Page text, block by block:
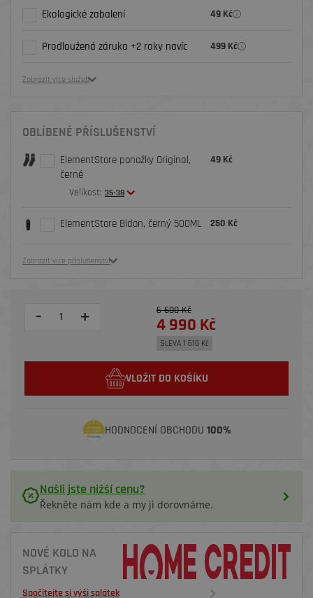
Ekologické zabalení 49 Kč
Prodloužená záruka +2 roky navíc 499 Kč
Zobrazit více služeb
OBLÍBENÉ PŘÍSLUŠENSTVÍ
ElementStore ponožky Original,
černé
Velikost: 35-38
49 Kč
ElementStore Bidon, černý 500ML 250 Kč
Zobrazit více příslušenství
- + 6 600 Kč
4 990 Kč
SLEVA 1 610 Kč
VLOŽIT DO KOŠÍKU
HODNOCENÍ OBCHODU 100%
Našli jste nižší cenu?
Řekněte nám kde a my ji dorovnáme.
NOVÉ KOLO NA
SPLÁTKY
Spočítejte si výši splátek